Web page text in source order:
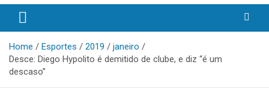
Home Esportes 2019
janeiro
Desce: Diego Hypolito é demitido de clube, e diz “é um
descaso”